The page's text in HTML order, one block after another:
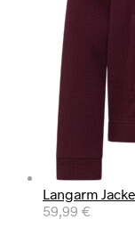
Langarm
59,99 €